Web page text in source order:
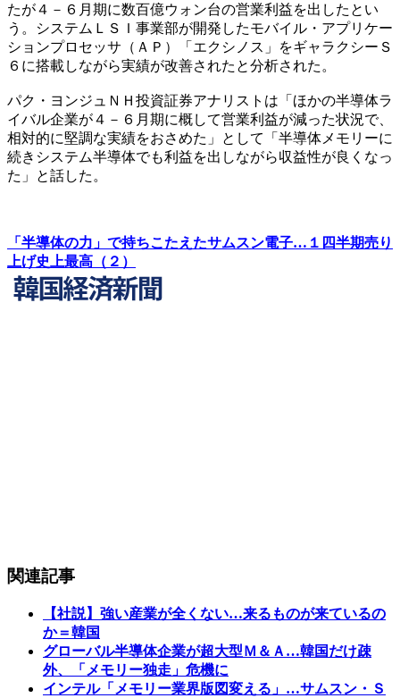
たが４－６月期に数百億ウォン台の営業利益を出したとい
う。システムＬＳＩ事業部が開発したモバイル・アプリケー
ションプロセッサ（ＡＰ）「エクシノス」をギャラクシーＳ
６に搭載しながら実績が改善されたと分析された。
パク・ヨンジュＮＨ投資証券アナリストは「ほかの半導体ラ
イバル企業が４－６月期に概して営業利益が減った状況で、
相対的に堅調な実績をおさめた」として「半導体メモリーに
続きシステム半導体でも利益を出しながら収益性が良くなっ
た」と話した。
「半導体の力」で持ちこたえたサムスン電子…１四半期売り
上げ史上最高（２）
関連記事
【社説】強い産業が全くない…来るものが来ているの
か＝韓国
グローバル半導体企業が超大型Ｍ＆Ａ…韓国だけ疎
外、「メモリー独走」危機に
インテル「メモリー業界版図変える」…サムスン・Ｓ